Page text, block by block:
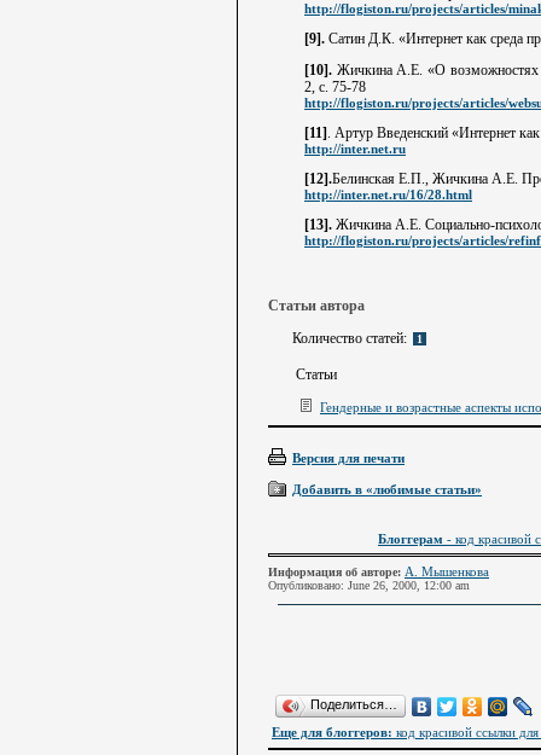
http://flogiston.ru/projects/articles/
[9]. Сатин Д.К. «Интернет как среда
[10]. Жичкина А.Е. «О возможностях
2, с. 75-78
http://flogiston.ru/projects/articles/
[11] . Артур Введенский «Интернет
http://inter.net.ru
[12].Белинская Е.П., Жичкина А.Е.
http://inter.net.ru/16/28.html
[13]. Жичкина А.Е. Социально-
http://flogiston.ru/projects/articles/
Статьи автора
Количество статей:
1
Статьи
Гендерные и возрастные аспекты
Версия для печати
Добавить в «любимые статьи»
Блоггерам - код красивой
Информация об авторе: А. Мышенкова
Опубликовано: June 26, 2000, 12:00 am
Поделиться…
Еще для блоггеров: код красивой ссылки для